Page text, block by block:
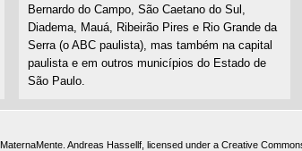
Bernardo do Campo, São Caetano do Sul,
Diadema, Mauá, Ribeirão Pires e Rio Grande da
Serra (o ABC paulista), mas também na capital
paulista e em outros municípios do Estado de
São Paulo.
MaternaMente. Andreas Hassellf, licensed under a Creative